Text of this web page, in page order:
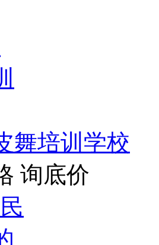
舞培训学校
询底价